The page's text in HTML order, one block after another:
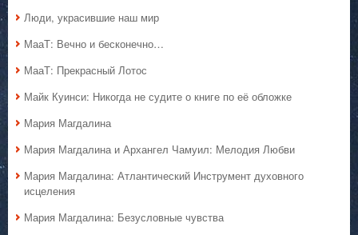
Люди, украсившие наш мир
МааТ: Вечно и бесконечно…
МааТ: Прекрасный Лотос
Майк Куинси: Никогда не судите о книге по её обложке
Мария Магдалина
Мария Магдалина и Архангел Чамуил: Мелодия Любви
Мария Магдалина: Атлантический Инструмент духовного
исцеления
Мария Магдалина: Безусловные чувства